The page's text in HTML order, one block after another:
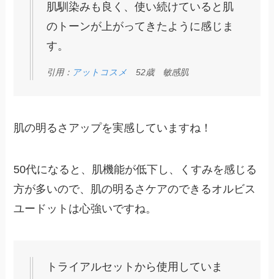
肌馴染みも良く、使い続けていると肌
のトーンが上がってきたように感じま
す。
引用： アットコスメ 52歳 敏感肌
肌の明るさアップを実感していますね！
50代になると、肌機能が低下し、くすみを感じる
方が多いので、肌の明るさケアのできるオルビス
ユードットは心強いですね。
トライアルセットから使用していま